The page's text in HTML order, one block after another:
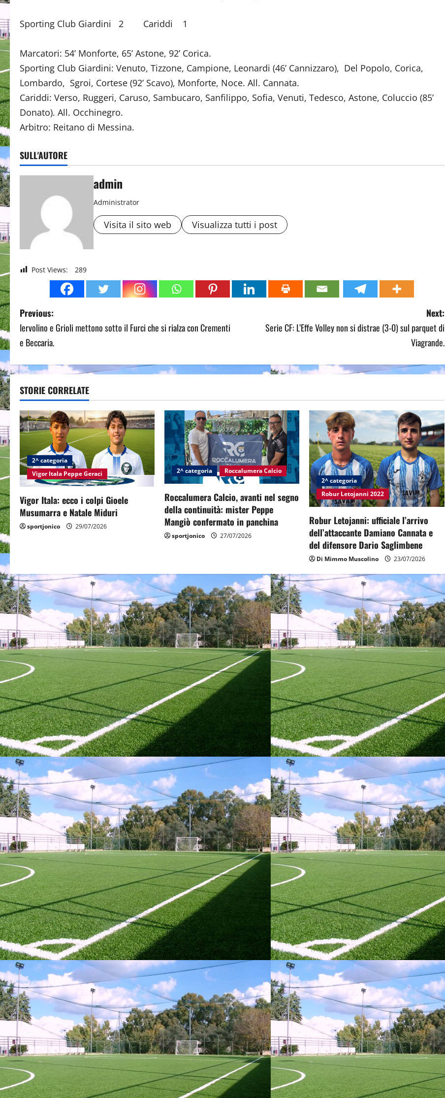
Sporting Club Giardini 2 Cariddi 1
Marcatori: 54’ Monforte, 65’ Astone, 92’ Corica.
Sporting Club Giardini: Venuto, Tizzone, Campione, Leonardi (46’ Cannizzaro), Del Popolo, Corica,
Lombardo, Sgroi, Cortese (92’ Scavo), Monforte, Noce. All. Cannata.
Cariddi: Verso, Ruggeri, Caruso, Sambucaro, Sanfilippo, Sofia, Venuti, Tedesco, Astone, Coluccio (85’
Donato). All. Occhinegro.
Arbitro: Reitano di Messina.
SULL'AUTORE
admin
Administrator
Visita il sito web Visualizza tutti i post
Post Views: 289
P
o
t
n
a
v
i
g
a
t
n
Previous:
Iervolino e Grioli mettono sotto il Furci che si rialza con Crementi
e Beccaria.
Next:
Serie CF: L’Effe Volley non si distrae (3-0) sul parquet di
Viagrande.
STORIE CORRELATE
2^ categoria
Vigor Itala Peppe Geraci
Vigor Itala: ecco i colpi Gioele
Musumarra e Natale Miduri
sportjonico 29/07/2026
2^ categoria Roccalumera Calcio
Roccalumera Calcio, avanti nel segno
della continuità: mister Peppe
Mangiò confermato in panchina
sportjonico 27/07/2026
2^ categoria
Robur Letojanni 2022
Robur Letojanni: ufficiale l’arrivo
dell’attaccante Damiano Cannata e
del difensore Dario Saglimbene
Di Mimmo Muscolino 23/07/2026